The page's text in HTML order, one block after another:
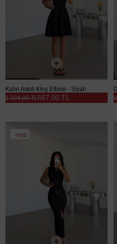
Kalın Askılı Kloş Elbise - Siyah
667,00 TL
1.334,00 TL
%50